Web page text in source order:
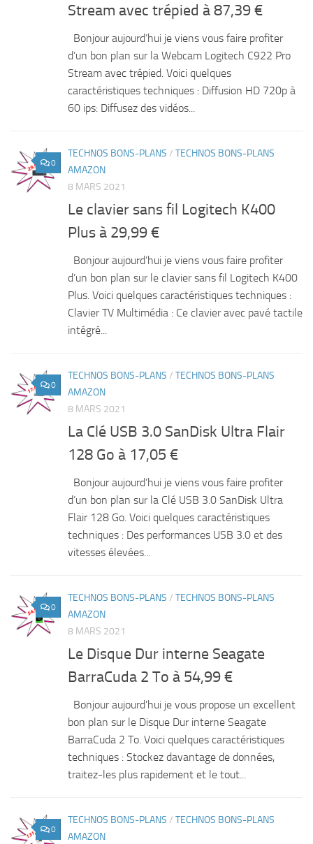
Stream avec trépied à 87,39 €
Bonjour aujourd’hui je viens vous faire profiter
d’un bon plan sur la Webcam Logitech C922 Pro
Stream avec trépied. Voici quelques
caractéristiques techniques : Diffusion HD 720p à
60 ips: Diffusez des vidéos...
0
TECHNOS BONS-PLANS / TECHNOS BONS-PLANS
AMAZON
8 MARS 2021
Le clavier sans fil Logitech K400
Plus à 29,99 €
Bonjour aujourd’hui je viens vous faire profiter
d’un bon plan sur le clavier sans fil Logitech K400
Plus. Voici quelques caractéristiques techniques :
Clavier TV Multimédia : Ce clavier avec pavé tactile
intégré...
0
TECHNOS BONS-PLANS / TECHNOS BONS-PLANS
AMAZON
8 MARS 2021
La Clé USB 3.0 SanDisk Ultra Flair
128 Go à 17,05 €
Bonjour aujourd’hui je viens vous faire profiter
d’un bon plan sur la Clé USB 3.0 SanDisk Ultra
Flair 128 Go. Voici quelques caractéristiques
techniques : Des performances USB 3.0 et des
vitesses élevées...
0
TECHNOS BONS-PLANS / TECHNOS BONS-PLANS
AMAZON
8 MARS 2021
Le Disque Dur interne Seagate
BarraCuda 2 To à 54,99 €
Bonjour aujourd’hui je vous propose un excellent
bon plan sur le Disque Dur interne Seagate
BarraCuda 2 To. Voici quelques caractéristiques
techniques : Stockez davantage de données,
traitez-les plus rapidement et le tout...
0
TECHNOS BONS-PLANS / TECHNOS BONS-PLANS
AMAZON